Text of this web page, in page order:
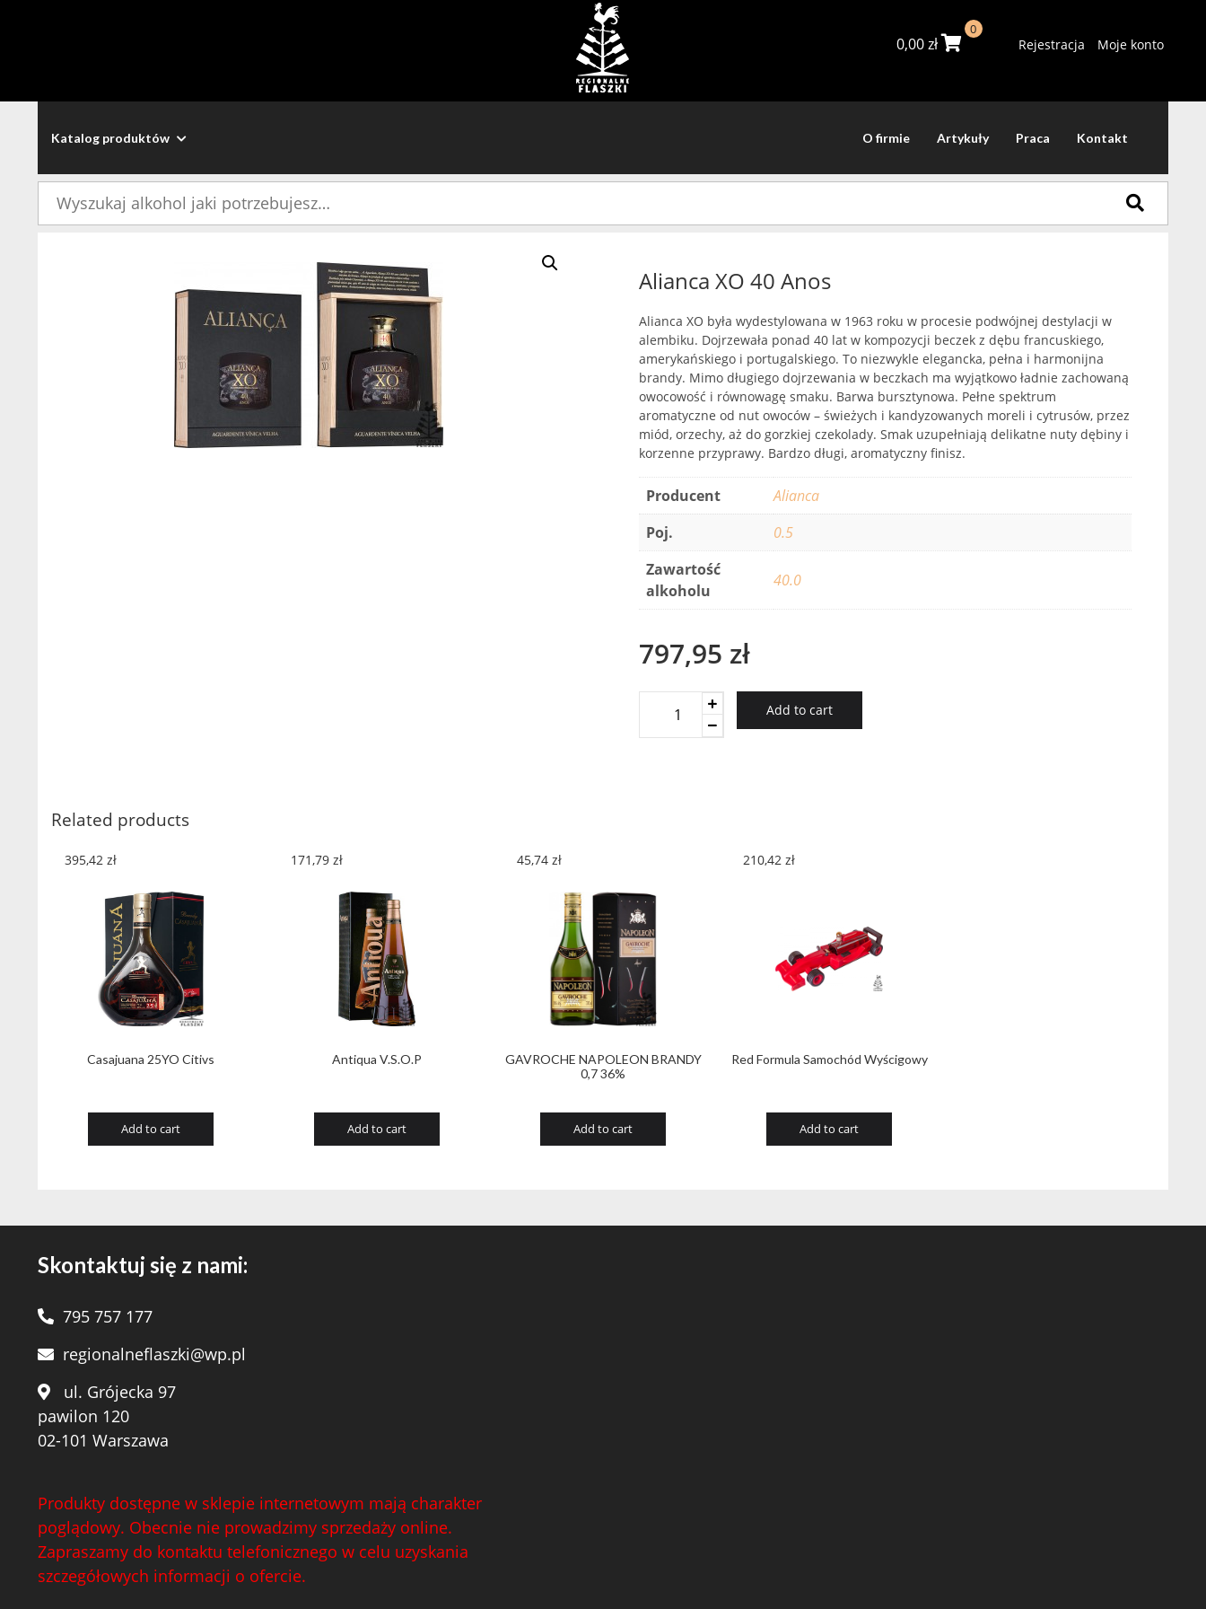
0,00zł
0
Rejestracja Moje konto
Katalog produktów O firmie Artykuły Praca Kontakt
Alianca XO 40 Anos
Alianca XO była wydestylowana w 1963 roku w procesie podwójnej destylacji w
alembiku. Dojrzewała ponad 40 lat w kompozycji beczek z dębu francuskiego,
amerykańskiego i portugalskiego. To niezwykle elegancka, pełna i harmonijna
brandy. Mimo długiego dojrzewania w beczkach ma wyjątkowo ładnie zachowaną
owocowość i równowagę smaku. Barwa bursztynowa. Pełne spektrum
aromatyczne od nut owoców – świeżych i kandyzowanych moreli i cytrusów, przez
miód, orzechy, aż do gorzkiej czekolady. Smak uzupełniają delikatne nuty dębiny i
korzenne przyprawy. Bardzo długi, aromatyczny finisz.
Producent
Alianca
Poj.
0.5
Zawartość
alkoholu
40.0
797,95 zł
Add to cart
Related products
Casajuana 25YO Citivs
395,42 zł
Add to cart
Antiqua V.S.O.P
171,79 zł
Add to cart
GAVROCHE NAPOLEON BRANDY
0,7 36%
45,74 zł
Add to cart
Red Formula Samochód Wyścigowy
210,42 zł
Add to cart
Skontaktuj się z nami:
795 757 177
regionalneflaszki@wp.pl
ul. Grójecka 97
pawilon 120
02-101 Warszawa
Produkty dostępne w sklepie internetowym mają charakter
poglądowy. Obecnie nie prowadzimy sprzedaży online.
Zapraszamy do kontaktu telefonicznego w celu uzyskania
szczegółowych informacji o ofercie.